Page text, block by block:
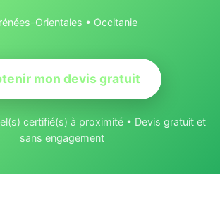
Orientales • Occitanie
mon devis gratuit
certifié(s) à proximité • Devis gratuit et
sans engagement